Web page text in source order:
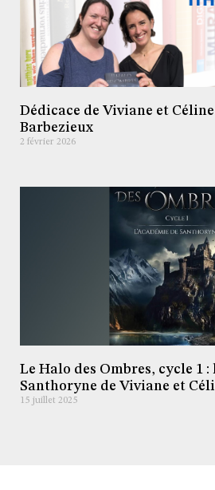
Dédicace de Viviane et
Barbezieux
2 février 2026
Le Halo des Ombres, cycle 1 :
Santhoryne de Viviane et
15 juillet 2025